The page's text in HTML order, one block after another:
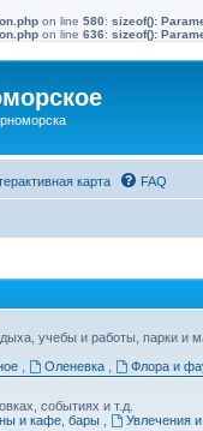
on line 580: sizeof():
on line 636: sizeof():
карта FAQ
учебы и работы, парки и
Оленевка Флора и
событиях и т.д.
и кафе, бары Увлечения